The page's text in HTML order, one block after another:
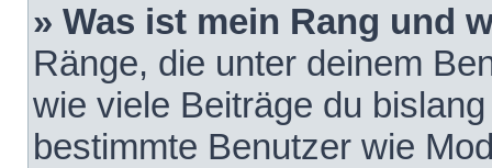
» Was ist mein Rang und
Ränge, die unter deinem
wie viele Beiträge du
bestimmte Benutzer wie